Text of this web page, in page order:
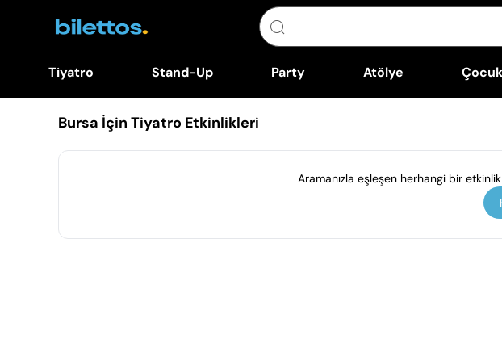
Tiyatro Stand-Up Party Atölye
Bursa İçin Tiyatro Etkinlikleri
Aramanızla eşleşen herhangi bir